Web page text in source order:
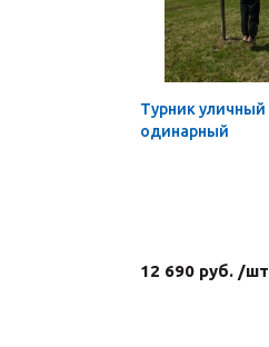
Турник уличный
одинарный
12 690 руб. /шт